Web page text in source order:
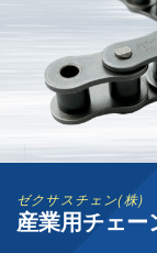
ゼクサスチェン(株)
産業用チェー